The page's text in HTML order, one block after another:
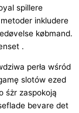
spillere
inkludere
købmand.
.
perła wśród
slotów ezed
śżr zaspokoją
bevare det